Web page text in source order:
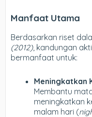
Manfaat Utama
Berdasarkan riset
(2012), kandungan
bermanfaat untuk:
Meningkatkan
Membantu
meningkatkan
malam hari (